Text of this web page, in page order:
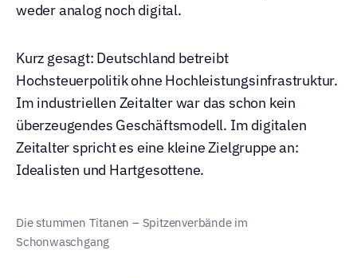
weder analog noch digital.
Kurz gesagt: Deutschland betreibt
Hochsteuerpolitik ohne Hochleistungsinfrastruktur.
Im industriellen Zeitalter war das schon kein
überzeugendes Geschäftsmodell. Im digitalen
Zeitalter spricht es eine kleine Zielgruppe an:
Idealisten und Hartgesottene.
Die stummen Titanen – Spitzenverbände im
Schonwaschgang